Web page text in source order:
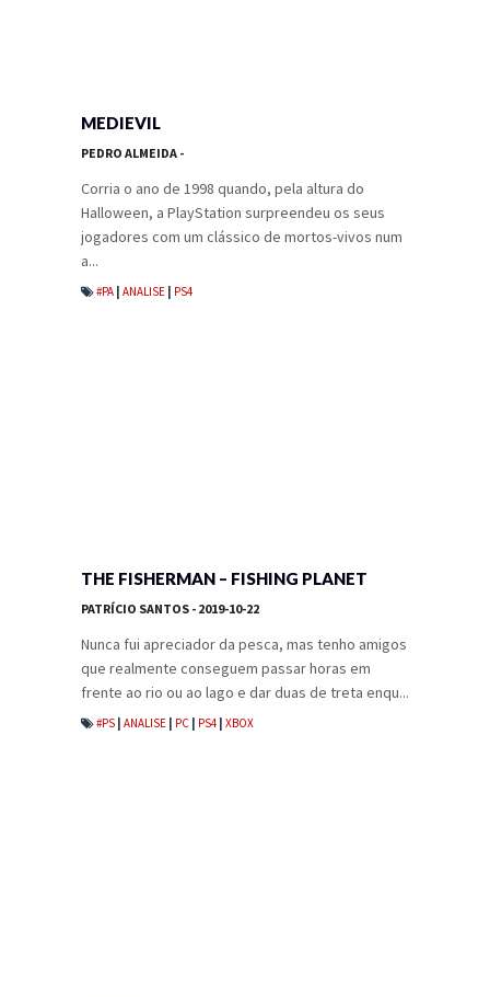
MEDIEVIL
PEDRO ALMEIDA -
Corria o ano de 1998 quando, pela altura do
Halloween, a PlayStation surpreendeu os seus
jogadores com um clássico de mortos-vivos num
a...
#PA ANALISE PS4
THE FISHERMAN – FISHING PLANET
PATRÍCIO SANTOS - 2019-10-22
Nunca fui apreciador da pesca, mas tenho amigos
que realmente conseguem passar horas em
frente ao rio ou ao lago e dar duas de treta enqu...
#PS ANALISE PC PS4 XBOX